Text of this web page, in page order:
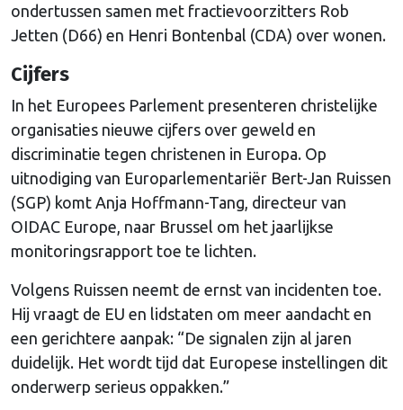
ondertussen samen met fractievoorzitters Rob
Jetten (D66) en Henri Bontenbal (CDA) over wonen.
Cijfers
In het Europees Parlement presenteren christelijke
organisaties nieuwe cijfers over geweld en
discriminatie tegen christenen in Europa. Op
uitnodiging van Europarlementariër Bert-Jan Ruissen
(SGP) komt Anja Hoffmann-Tang, directeur van
OIDAC Europe, naar Brussel om het jaarlijkse
monitoringsrapport toe te lichten.
Volgens Ruissen neemt de ernst van incidenten toe.
Hij vraagt de EU en lidstaten om meer aandacht en
een gerichtere aanpak: “De signalen zijn al jaren
duidelijk. Het wordt tijd dat Europese instellingen dit
onderwerp serieus oppakken.”